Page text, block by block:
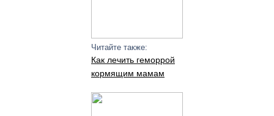
Читайте также:
Как лечить геморрой
кормящим мамам